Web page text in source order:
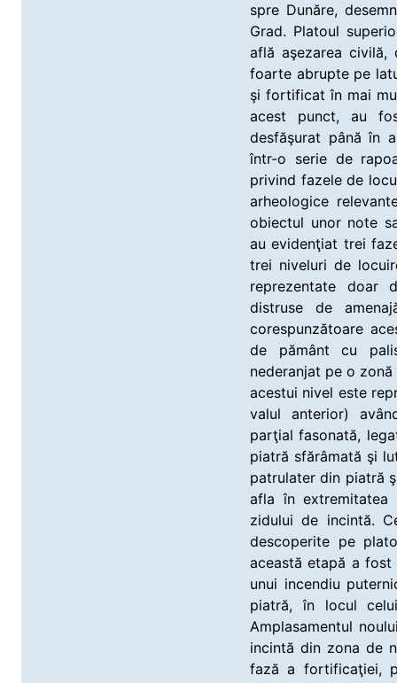
spre Dunăre,
Grad. Platoul
află aşezarea civilă,
foarte abrupte pe
şi fortificat în mai
acest punct, au
desfăşurat până în
într-o serie de
privind fazele de
arheologice
obiectul unor note
au evidenţiat trei
trei niveluri de
reprezentate doar
distruse de
corespunzătoare
de pământ cu
nederanjat pe o
acestui nivel este
valul anterior)
parţial fasonată,
piatră sfărâmată şi
patrulater din piatră
afla în extremitatea
zidului de incintă.
descoperite pe
această etapă a
unui incendiu
piatră, în locul
Amplasamentul
incintă din zona de
fază a fortificaţiei,